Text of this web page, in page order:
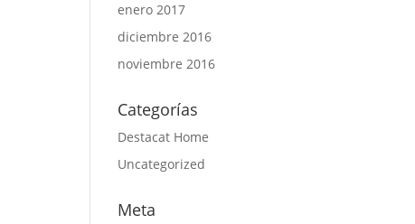
enero 2017
diciembre 2016
noviembre 2016
Categorías
Destacat Home
Uncategorized
Meta